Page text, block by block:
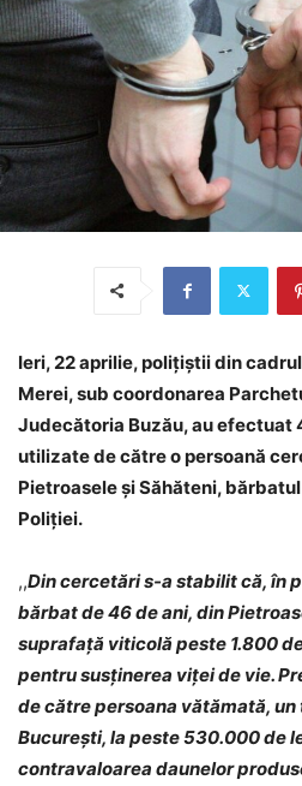
Ieri, 22 aprilie, polițiștii din
Merei, sub coordonarea
Judecătoria Buzău, au efectuat
utilizate de către o persoană
Pietroasele și Săhăteni,
Poliției.
,,Din cercetări s-a stabilit că, în
bărbat de 46 de ani, din
suprafață viticolă peste 1.800
pentru susținerea viței de vie.
de către persoana vătămată, un
București, la peste 530.000 de
contravaloarea daunelor